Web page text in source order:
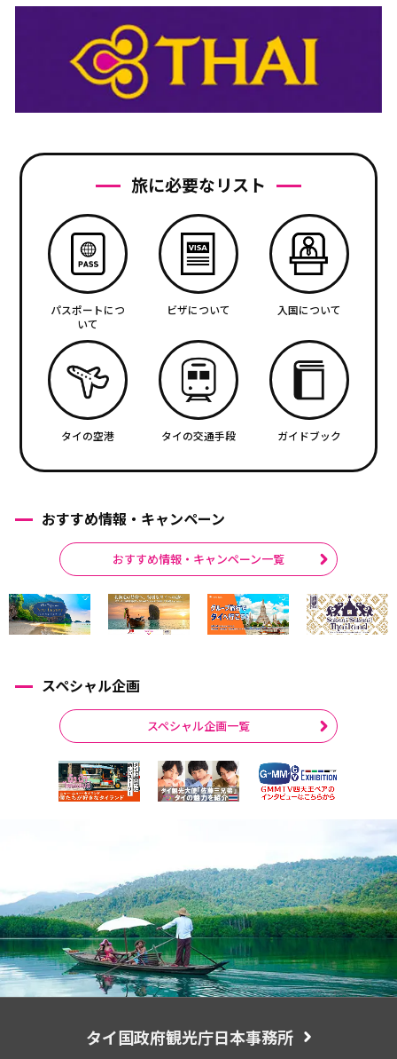
旅に必要なリスト
パスポートにつ
いて
ビザについて 入国について
タイの空港 タイの交通手段 ガイドブック
おすすめ情報・キャンペーン
おすすめ情報・キャンペーン一覧
スペシャル企画
スペシャル企画一覧
タイ国政府観光庁日本事務所